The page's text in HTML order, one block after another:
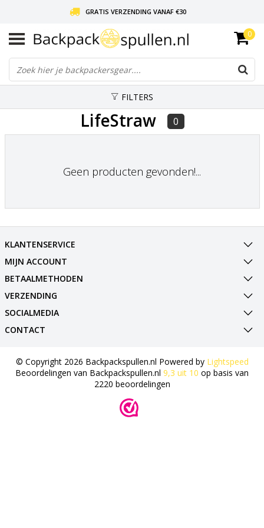
GRATIS VERZENDING VANAF €30
LIEFDE VOOR BACKPACKEN!
30 DAGEN GRATIS RETOUR
0
FILTERS
LifeStraw 0
Geen producten gevonden!...
KLANTENSERVICE
MIJN ACCOUNT
BETAALMETHODEN
VERZENDING
SOCIALMEDIA
CONTACT
© Copyright 2026 Backpackspullen.nl Powered by Lightspeed
Beoordelingen van Backpackspullen.nl 9,3 uit 10 op basis van
2220 beoordelingen